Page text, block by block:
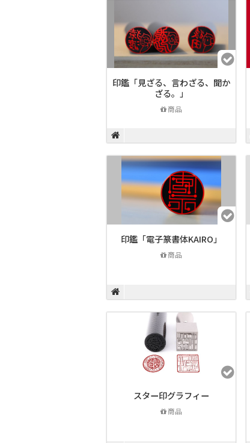
印鑑「見ざる、言わざる、聞か
ざる。」
商品
印鑑「電子篆書体KAIRO」
商品
スター印グラフィー
商品